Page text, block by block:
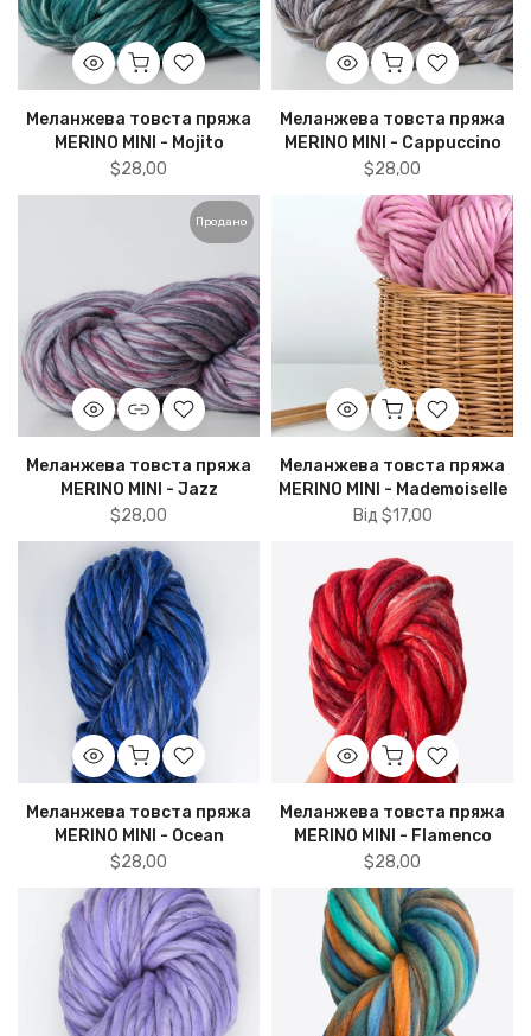
Меланжева товста пряжа
MERINO MINI - Mojito
$28,00
Меланжева товста пряжа
MERINO MINI - Cappuccino
$28,00
Продано
Меланжева товста пряжа
MERINO MINI - Jazz
$28,00
Меланжева товста пряжа
MERINO MINI - Mademoiselle
Від $17,00
Меланжева товста пряжа
MERINO MINI - Ocean
$28,00
Меланжева товста пряжа
MERINO MINI - Flamenco
$28,00